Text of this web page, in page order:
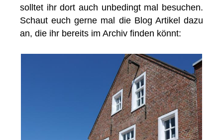
solltet ihr dort auch unbedingt mal besuchen.
Schaut euch gerne mal die Blog Artikel dazu
an, die ihr bereits im Archiv finden könnt: